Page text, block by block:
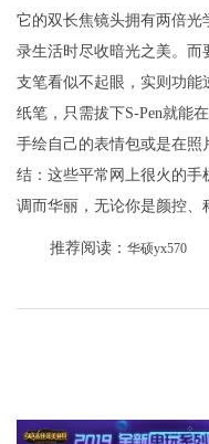
它的双长焦镜头拥有两倍
录生活时尽收暗光之美。而
支笔看似不起眼，实则功能
纸笔，只需拔下S-Pen就能
手绘自己的表情包或是在
结：这些平常网上很火的
调而华丽，无论你是颜控、
推荐阅读： 华硕yx570